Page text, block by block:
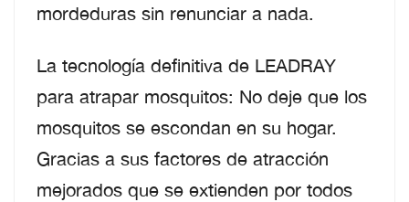
mordeduras sin renunciar a nada.
La tecnología definitiva de LEADRAY
para atrapar mosquitos: No deje que los
mosquitos se escondan en su hogar.
Gracias a sus factores de atracción
mejorados que se extienden por todos